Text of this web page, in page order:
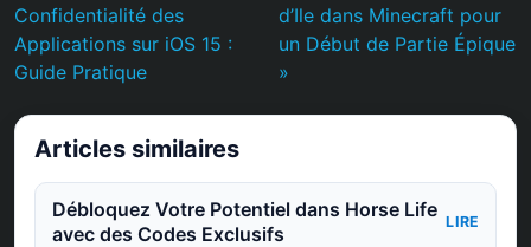
Confidentialité des
Applications sur iOS 15 :
Guide Pratique
d’Ile dans Minecraft pour
un Début de Partie Épique
»
Articles similaires
Débloquez Votre Potentiel dans Horse Life
avec des Codes Exclusifs
LIRE